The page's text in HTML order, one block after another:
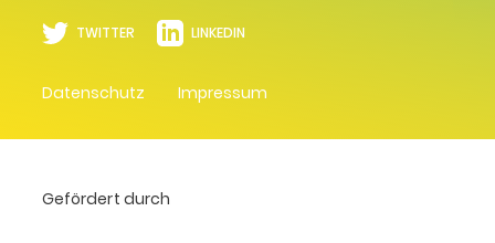
TWITTER LINKEDIN
Datenschutz Impressum
Gefördert durch